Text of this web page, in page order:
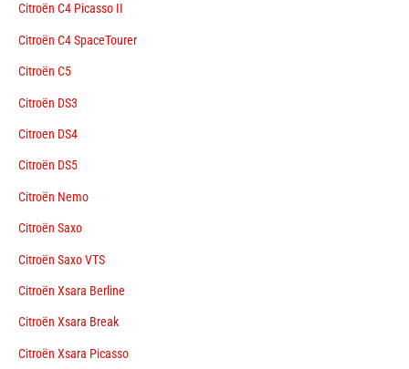
Citroën C4 Picasso II
Citroën C4 SpaceTourer
Citroën C5
Citroën DS3
Citroen DS4
Citroën DS5
Citroën Nemo
Citroën Saxo
Citroën Saxo VTS
Citroën Xsara Berline
Citroën Xsara Break
Citroën Xsara Picasso